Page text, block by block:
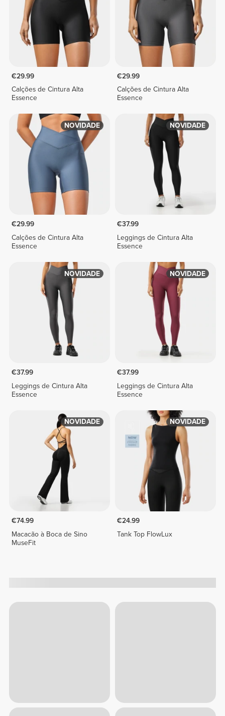
€29.99
Calções de Cintura Alta
Essence
€29.99
Calções de Cintura Alta
Essence
NOVIDADE
€29.99
Calções de Cintura Alta
Essence
NOVIDADE
€37.99
Leggings de Cintura Alta
Essence
NOVIDADE
€37.99
Leggings de Cintura Alta
Essence
NOVIDADE
€37.99
Leggings de Cintura Alta
Essence
NOVIDADE
€74.99
Macacão à Boca de Sino
MuseFit
NOVIDADE
€24.99
Tank Top FlowLux